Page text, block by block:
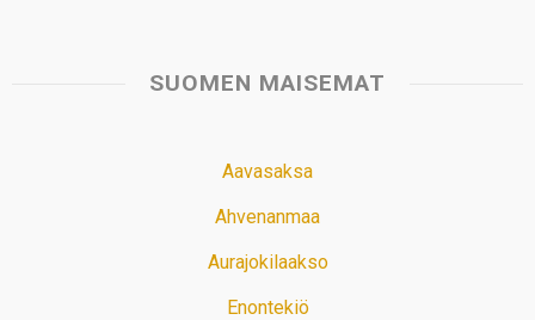
SUOMEN MAISEMAT
Aavasaksa
Ahvenanmaa
Aurajokilaakso
Enontekiö